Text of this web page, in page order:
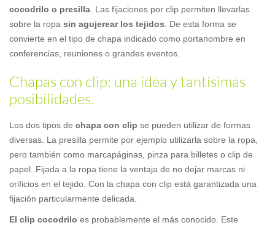
cocodrilo o presilla . Las fijaciones por clip permiten llevarlas
sobre la ropa sin agujerear los tejidos . De esta forma se
convierte en el tipo de chapa indicado como portanombre en
conferencias, reuniones o grandes eventos.
Chapas con clip: una idea y tantísimas
posibilidades.
Los dos tipos de chapa con clip se pueden utilizar de formas
diversas. La presilla permite por ejemplo utilizarla sobre la ropa,
pero también como marcapáginas, pinza para billetes o clip de
papel. Fijada a la ropa tiene la ventaja de no dejar marcas ni
orificios en el tejido. Con la chapa con clip está garantizada una
fijación particularmente delicada.
El clip cocodrilo es probablemente el más conocido. Este